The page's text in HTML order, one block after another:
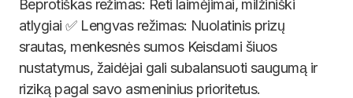
Beprotiškas režimas: Reti laimėjimai, milžiniški
atlygiai ✅ Lengvas režimas: Nuolatinis prizų
srautas, menkesnės sumos Keisdami šiuos
nustatymus, žaidėjai gali subalansuoti saugumą ir
riziką pagal savo asmeninius prioritetus.